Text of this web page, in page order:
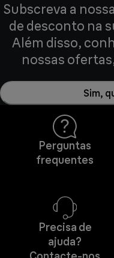
Subscreva a
de desconto na
Além disso,
nossas
Sim,
Perguntas
frequentes
Precisa de
ajuda?